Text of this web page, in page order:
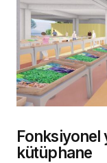
Fonksiyonel
kütüphane